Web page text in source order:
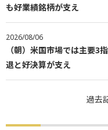
も好業績銘柄が支え
2026/08/06
（朝）米国市場では主要
退と好決算が支え
過去